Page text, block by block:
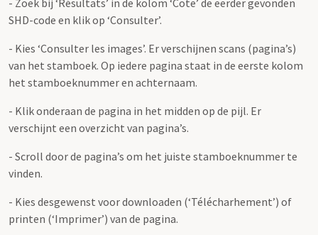
SHD-code en klik op ‘Consulter’.
- Kies ‘Consulter les images’. Er verschijnen scans (pagina’s)
van het stamboek. Op iedere pagina staat in de eerste kolom
het stamboeknummer en achternaam.
- Klik onderaan de pagina in het midden op de pijl. Er
verschijnt een overzicht van pagina’s.
- Scroll door de pagina’s om het juiste stamboeknummer te
vinden.
- Kies desgewenst voor downloaden (‘Télécharhement’) of
printen (‘Imprimer’) van de pagina.